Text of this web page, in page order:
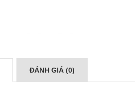
ĐÁNH GIÁ (0)